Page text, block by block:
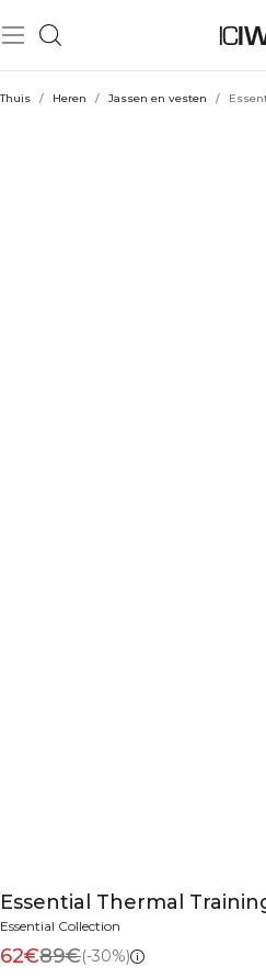
Thuis / Heren / Jassen en vesten /
Essential Thermal
Essential Collection
62€89€(-30%)